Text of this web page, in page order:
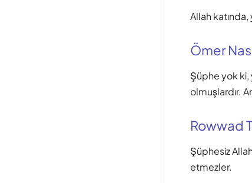
Allah
Ömer
Şüphe yok ki,
olmuşlardır.
Rowwad
Şüphesiz
etmezler.